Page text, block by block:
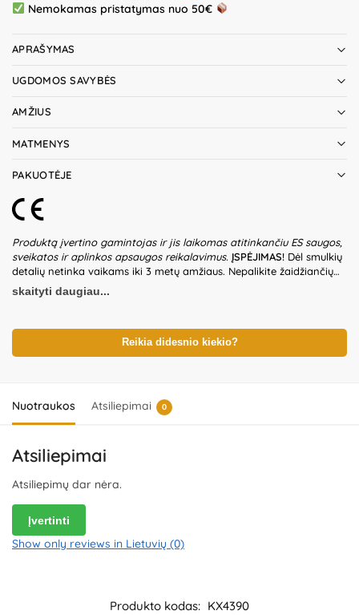
Nemokamas pristatymas nuo 50€
APRAŠYMAS
UGDOMOS SAVYBĖS
AMŽIUS
MATMENYS
PAKUOTĖJE
Produktą įvertino gamintojas ir jis laikomas atitinkančiu ES saugos,
sveikatos ir aplinkos apsaugos reikalavimus. ĮSPĖJIMAS! Dėl smulkių
detalių netinka vaikams iki 3 metų amžiaus. Nepalikite žaidžiančių
vaikų be suaugusiųjų priežiūros. Prieš naudodami žaislą patikrinkite
žaislo ir detalių būklę. Nenaudokite žaislo, jeigu kuri nors iš dalių yra
gaminį. Produkto dizainas ir spalvos gali nežymiai skirtis.
Išsaugokite pakuotės informaciją ateičiai. Kilmės šalis – Kinija.
Importuotojas:KIK Sp. z o.o. Sp.K, al. 1000-lecia Panstwa Polskiego
skaityti daugiau...
Reikia didesnio kiekio?
Nuotraukos Atsiliepimai 0
Atsiliepimai
Atsiliepimų dar nėra.
Įvertinti
Show only reviews in Lietuvių (0)
Produkto kodas: KX4390